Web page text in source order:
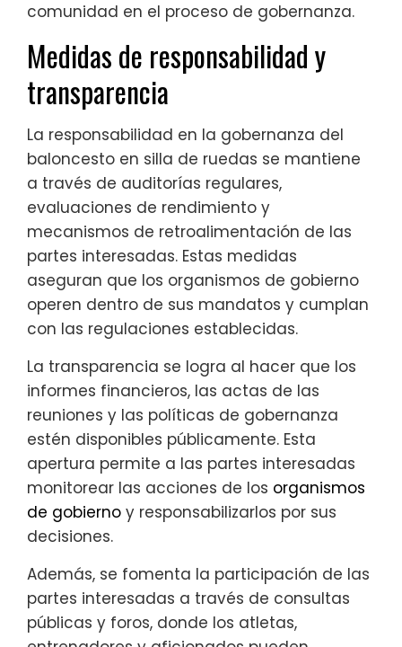
comunidad en el proceso de gobernanza.
Medidas de responsabilidad y
transparencia
La responsabilidad en la gobernanza del
baloncesto en silla de ruedas se mantiene
a través de auditorías regulares,
evaluaciones de rendimiento y
mecanismos de retroalimentación de las
partes interesadas. Estas medidas
aseguran que los organismos de gobierno
operen dentro de sus mandatos y cumplan
con las regulaciones establecidas.
La transparencia se logra al hacer que los
informes financieros, las actas de las
reuniones y las políticas de gobernanza
estén disponibles públicamente. Esta
apertura permite a las partes interesadas
monitorear las acciones de los organismos
de gobierno y responsabilizarlos por sus
decisiones.
Además, se fomenta la participación de las
partes interesadas a través de consultas
públicas y foros, donde los atletas,